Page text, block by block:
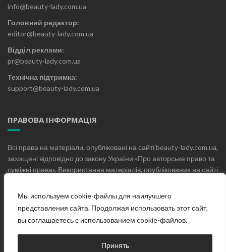
Мы используем cookie-файлы для наилучшего
представления сайта. Продолжая использовать этот сайт,
вы соглашаетесь с использованием cookie-файлов.
Принять
info@beauty-lady.com.ua
Головний редактор:
editor@beauty-lady.com.ua
Відділ реклами:
pr@beauty-lady.com.ua
Технічна підтримка:
support@beauty-lady.com.ua
ПРАВОВА ІНФОРМАЦІЯ
Всі права на матеріали, опубліковані на сайті beauty-lady.com.ua,
захищені відповідно до закону України «Про авторське право та
суміжні права». Використання матеріалів, опублікованих на сайті
допускається.
Головна Про проект Блог
Контакти
© Жіночий онлайн журнал «Beauty Lady», 2019-2025